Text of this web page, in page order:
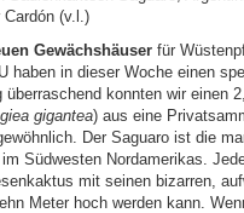
(v.l.)
Gewächshäuser für
haben in dieser Woche einen
überraschend konnten wir einen
gigantea) aus eine
Der Saguaro ist die
Südwesten Nordamerikas.
mit seinen bizarren,
Meter hoch werden kann.